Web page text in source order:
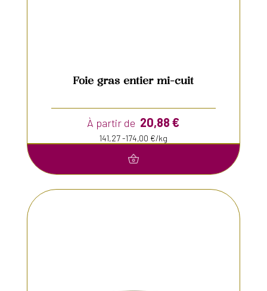
Foie gras entier mi-cuit
À partir de 20,88€
141,27 -174,00 €/kg